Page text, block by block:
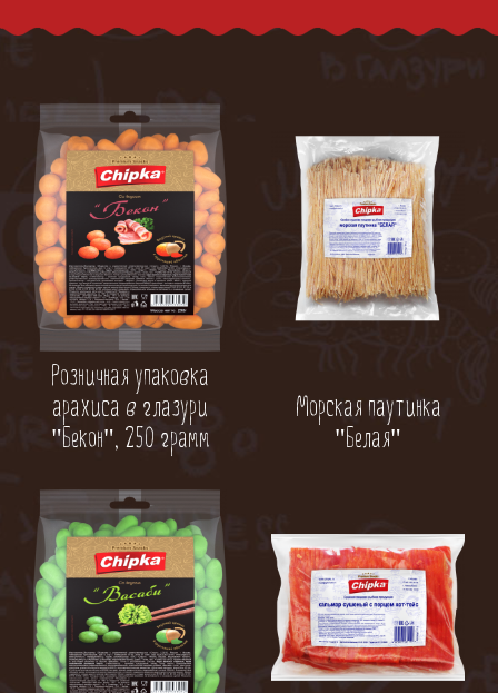
Розничная упаковка
арахиса в глазури
"Бекон", 250 грамм
Морская паутинка
"Белая"